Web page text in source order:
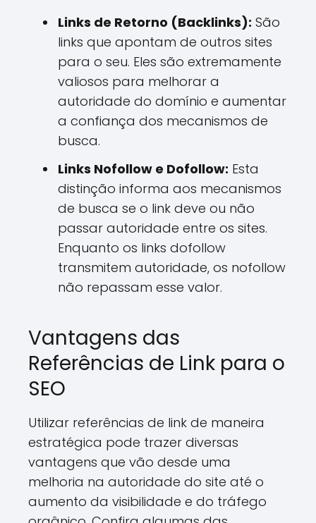
Links de Retorno (Backlinks): São
links que apontam de outros sites
para o seu. Eles são extremamente
valiosos para melhorar a
autoridade do domínio e aumentar
a confiança dos mecanismos de
busca.
Links Nofollow e Dofollow: Esta
distinção informa aos mecanismos
de busca se o link deve ou não
passar autoridade entre os sites.
Enquanto os links dofollow
transmitem autoridade, os nofollow
não repassam esse valor.
Vantagens das
Referências de Link para o
SEO
Utilizar referências de link de maneira
estratégica pode trazer diversas
vantagens que vão desde uma
melhoria na autoridade do site até o
aumento da visibilidade e do tráfego